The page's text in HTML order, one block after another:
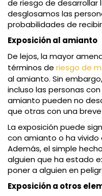
de riesgo de desarrollar
desglosamos las
probabilidades de
Exposición al amianto
De lejos, la mayor
términos de riesgo de
al amianto. Sin
incluso las personas
amianto pueden no
que otras con una
La exposición puede
con amianto o ha
Además, el simple
alguien que ha estado
poner a alguien en
Exposición a otros